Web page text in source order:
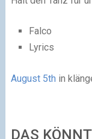
Falco
Lyrics
August 5th in
DAS